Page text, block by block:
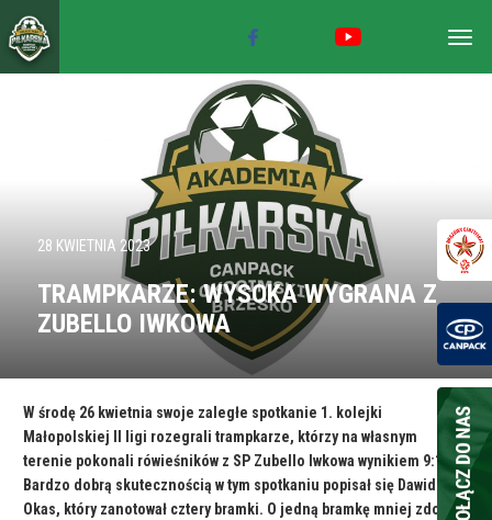
28 KWIETNIA 2023
TRAMPKARZE: WYSOKA WYGRANA Z
ZUBELLO IWKOWA
W środę 26 kwietnia swoje zaległe spotkanie 1. kolejki
Małopolskiej II ligi rozegrali trampkarze, którzy na własnym
terenie pokonali rówieśników z SP Zubello Iwkowa wynikiem 9:1.
Bardzo dobrą skutecznością w tym spotkaniu popisał się Dawid
Okas, który zanotował cztery bramki. O jedną bramkę mniej zdobył